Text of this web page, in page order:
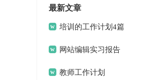
最新文章
培训的工作计划4篇
网站编辑实习报告
教师工作计划